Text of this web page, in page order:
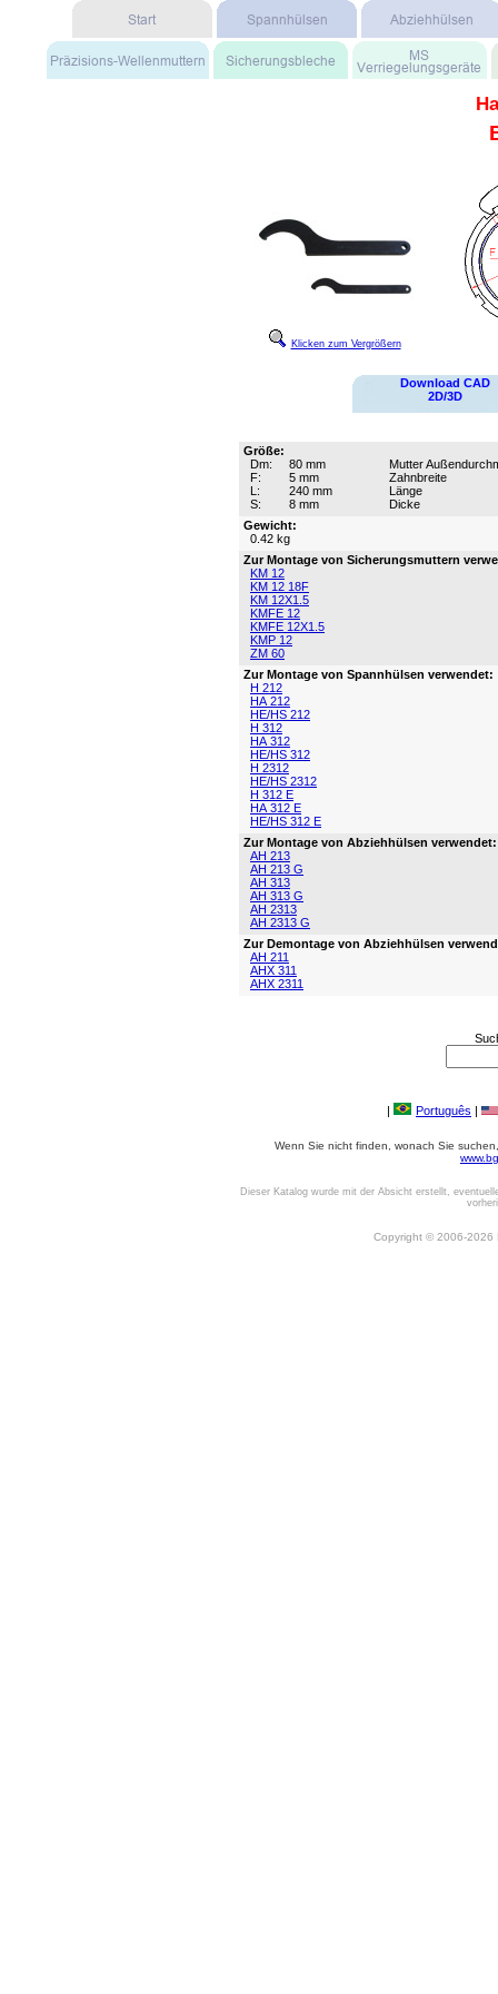
Klicken zum Vergrößern
Download CAD
2D/3D
Größe:
Dm:
80 mm
Mutter
F:
5 mm
Zahnbreite
L:
240 mm
Länge
S:
8 mm
Dicke
Gewicht:
0.42 kg
Zur Montage von Sicherungsmuttern
KM 12
KM 12 18F
KM 12X1.5
KMFE 12
KMFE 12X1.5
KMP 12
ZM 60
Zur Montage von Spannhülsen verwendet:
H 212
HA 212
HE/HS 212
H 312
HA 312
HE/HS 312
H 2312
HE/HS 2312
H 312 E
HA 312 E
HE/HS 312 E
Zur Montage von Abziehhülsen verwendet:
AH 213
AH 213 G
AH 313
AH 313 G
AH 2313
AH 2313 G
Zur Demontage von Abziehhülsen
AH 211
AHX 311
AHX 2311
| Português |
Wenn Sie nicht finden, wonach Sie
Dieser Katalog wurde mit der Absicht erstellt,
Copyright © 2006-2026